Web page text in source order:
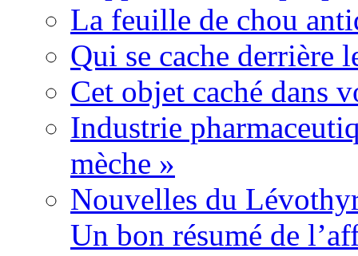
La feuille de chou
Qui se cache derrière
Cet objet caché dans
Industrie
mèche »
Nouvelles du
Un bon résumé de